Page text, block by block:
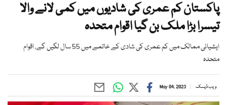
پاکستان کم عمری کی شادیوں میں کمی لانے والا
تیسرا بڑا ملک بن گیا اقوام متحدہ
ایشیائی ممالک میں کم عمری کی شادی کے خاتمے میں 55 سال لگیں گے، اقوام
متحدہ
ویب ڈیسک May 04, 2023